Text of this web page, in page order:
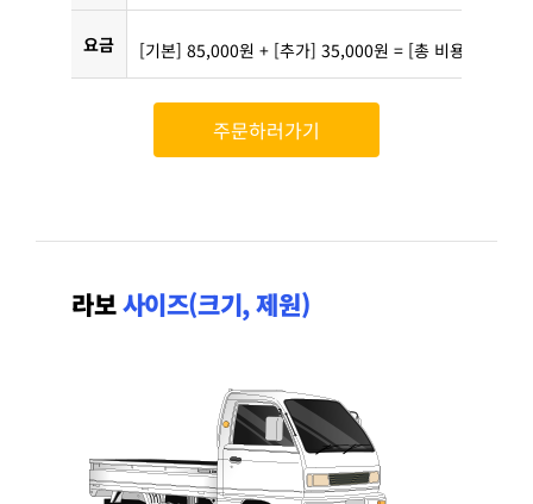
요금 [기본] 85,000원 + [추가] 35,000원 = [총 비용]
주문하러가기
라보사이즈(크기, 제원)